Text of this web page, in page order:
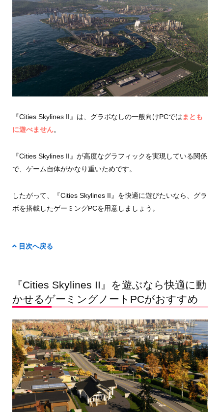
『Cities Skylines II』は、グラボなしの一般向けPCでは まとも
に遊べません。
『Cities Skylines II』が高度なグラフィックを実現している関係
で、ゲーム自体がかなり重いためです。
したがって、『Cities Skylines II』を快適に遊びたいなら、グラ
ボを搭載したゲーミングPCを用意しましょう。
目次へ戻る
『Cities Skylines II』を遊ぶなら快適に動
かせるゲーミングノートPCがおすすめ